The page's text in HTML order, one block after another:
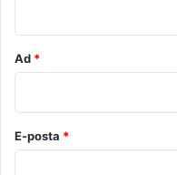
Ad *
E-posta *